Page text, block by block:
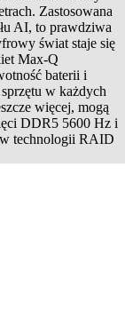
Zastosowana
AI, to prawdziwa
świat staje się
Max-Q
baterii i
w każdych
więcej, mogą
DDR5 5600 Hz i
technologii RAID